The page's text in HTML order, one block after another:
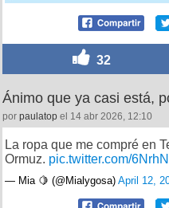
32
Ánimo que ya casi está,
por paulatop el 14 abr 2026, 12:10
La ropa que me compré en
Ormuz. pic.twitter.com/
— Mia 🍋 (@Mialygosa) April 12,